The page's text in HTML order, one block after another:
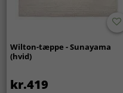
Wilton-tæppe - Sunayama
(hvid)
kr.419